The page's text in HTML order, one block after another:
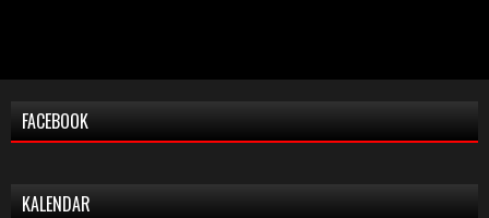
FACEBOOK
KALENDAR